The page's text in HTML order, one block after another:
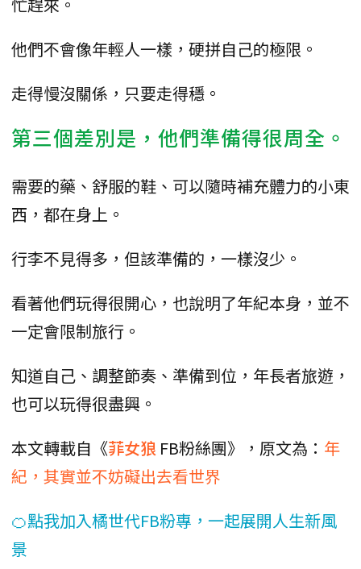
他們不會像年輕人一樣，硬拼自己的極限。
走得慢沒關係，只要走得穩。
第三個差別是，他們準備得很周全。
需要的藥、舒服的鞋、可以隨時補充體力的小東
西，都在身上。
行李不見得多，但該準備的，一樣沒少。
看著他們玩得很開心，也說明了年紀本身，並不
一定會限制旅行。
知道自己、調整節奏、準備到位，年長者旅遊，
也可以玩得很盡興。
本文轉載自《菲女狼 FB粉絲團》，原文為： 年
紀，其實並不妨礙出去看世界
🍊點我加入橘世代FB粉專，一起展開人生新風
景